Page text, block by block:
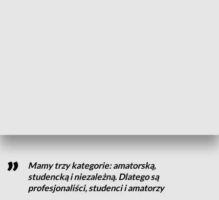
Mamy trzy kategorie: amatorską,
studencką i niezależną. Dlatego są
profesjonaliści, studenci i amatorzy